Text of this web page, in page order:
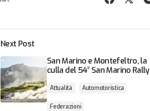
Next Post
San Marino e Montefeltro, la
culla del 54° San Marino Rally
Attualità Automotoristica
Federazioni